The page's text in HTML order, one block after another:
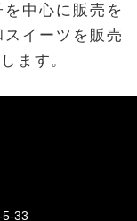
中心に販売を
イーツを販売
ます。
33